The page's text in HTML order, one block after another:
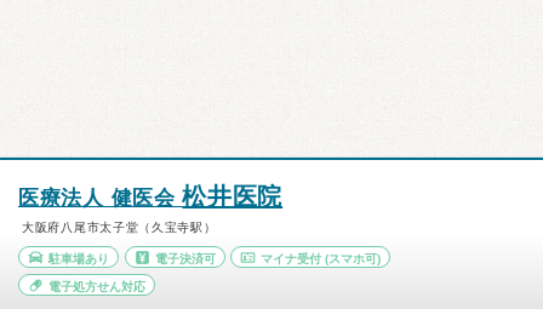
医療法人 健医会松井医院
大阪府八尾市太子堂（久宝寺駅）
駐車場あり 電子決済可 マイナ受付 (スマホ可)
電子処方せん対応